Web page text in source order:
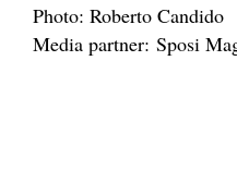
Photo: Roberto Candido
Media partner: Sposi